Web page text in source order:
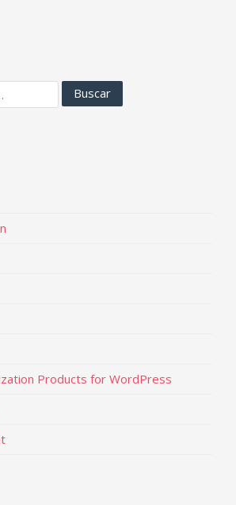
Products for WordPress